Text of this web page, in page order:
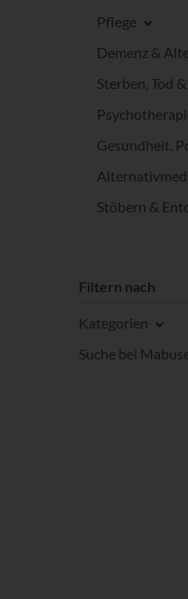
Pflege
Demenz &
Sterben, Tod
Gesundheit,
Stöbern &
Filtern nach
Kategorien
Suche bei